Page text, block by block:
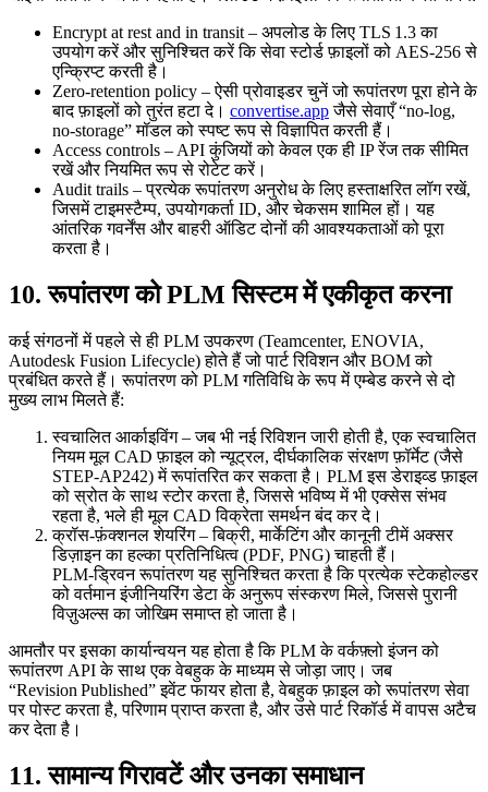
Encrypt at rest and in transit – अपलोड के लिए TLS 1.3 का
उपयोग करें और सुनिश्चित करें कि सेवा स्टोर्ड फ़ाइलों को AES‑256 से
एन्क्रिप्ट करती है।
Zero‑retention policy – ऐसी प्रोवाइडर चुनें जो रूपांतरण पूरा होने के
बाद फ़ाइलों को तुरंत हटा दे। convertise.appजैसे सेवाएँ “no‑log,
no‑storage” मॉडल को स्पष्ट रूप से विज्ञापित करती हैं।
Access controls – API कुंजियों को केवल एक ही IP रेंज तक सीमित
रखें और नियमित रूप से रोटेट करें।
Audit trails – प्रत्येक रूपांतरण अनुरोध के लिए हस्ताक्षरित लॉग रखें,
जिसमें टाइमस्टैम्प, उपयोगकर्ता ID, और चेकसम शामिल हों। यह
आंतरिक गवर्नेंस और बाहरी ऑडिट दोनों की आवश्यकताओं को पूरा
करता है।
10. रूपांतरण को PLM सिस्टम में एकीकृत करना
कई संगठनों में पहले से ही PLM उपकरण (Teamcenter, ENOVIA,
Autodesk Fusion Lifecycle) होते हैं जो पार्ट रिविशन और BOM को
प्रबंधित करते हैं। रूपांतरण को PLM गतिविधि के रूप में एम्बेड करने से दो
मुख्य लाभ मिलते हैं:
स्वचालित आर्काइविंग– जब भी नई रिविशन जारी होती है, एक स्वचालित
नियम मूल CAD फ़ाइल को न्यूट्रल, दीर्घकालिक संरक्षण फ़ॉर्मेट (जैसे
STEP‑AP242) में रूपांतरित कर सकता है। PLM इस डेराइव्ड फ़ाइल
को स्रोत के साथ स्टोर करता है, जिससे भविष्य में भी एक्सेस संभव
रहता है, भले ही मूल CAD विक्रेता समर्थन बंद कर दे।
क्रॉस‑फ़ंक्शनल शेयरिंग– बिक्री, मार्केटिंग और कानूनी टीमें अक्सर
डिज़ाइन का हल्का प्रतिनिधित्व (PDF, PNG) चाहती हैं।
PLM‑ड्रिवन रूपांतरण यह सुनिश्चित करता है कि प्रत्येक स्टेकहोल्डर
को वर्तमान इंजीनियरिंग डेटा के अनुरूप संस्करण मिले, जिससे पुरानी
विज़ुअल्स का जोखिम समाप्त हो जाता है।
आमतौर पर इसका कार्यान्वयन यह होता है कि PLM के वर्कफ़्लो इंजन को
रूपांतरण API के साथ एक वेबहुक के माध्यम से जोड़ा जाए। जब
“Revision Published” इवेंट फायर होता है, वेबहुक फ़ाइल को रूपांतरण सेवा
पर पोस्ट करता है, परिणाम प्राप्त करता है, और उसे पार्ट रिकॉर्ड में वापस अटैच
कर देता है।
11. सामान्य गिरावटें और उनका समाधान